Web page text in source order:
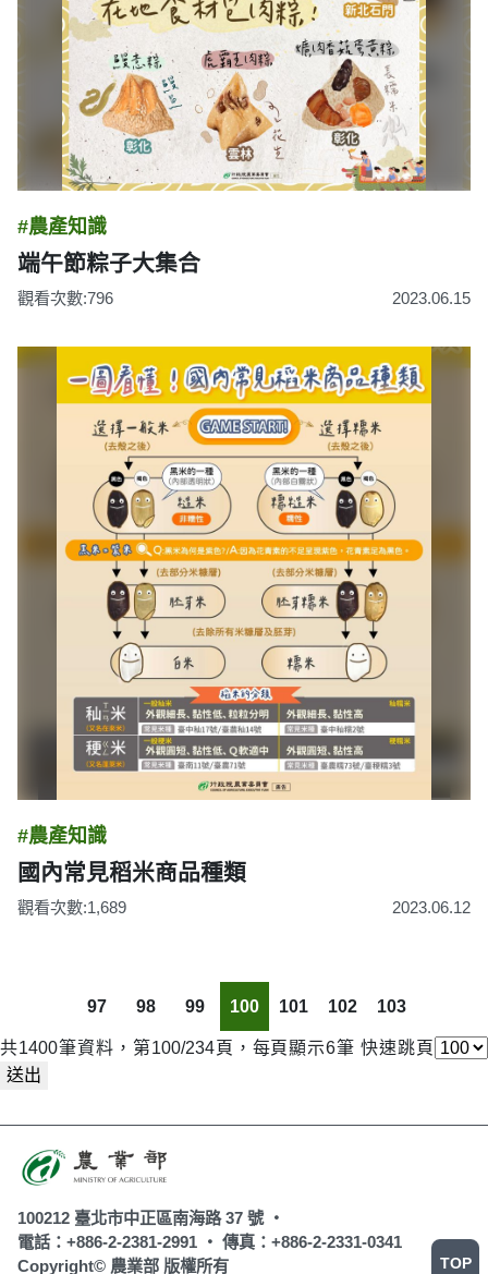
#農產知識
端午節粽子大集合
觀看次數:796 2023.06.15
#農產知識
國內常見稻米商品種類
觀看次數:1,689 2023.06.12
97 98 99 100 101 102 103
共1400筆資料，第100/234頁，每頁顯示6筆 快速跳頁
送出
100212 臺北市中正區南海路 37 號 ‧
電話：+886-2-2381-2991 ‧ 傳真：+886-2-2331-0341
Copyright© 農業部 版權所有
TOP